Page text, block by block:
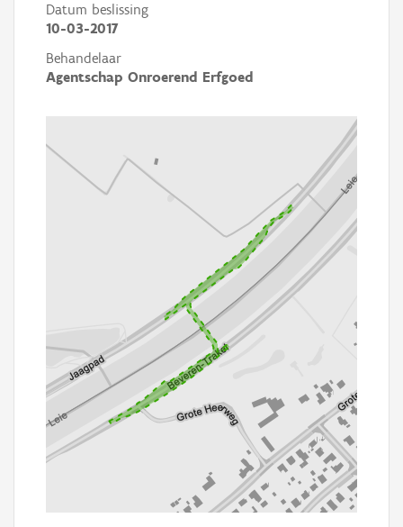
Datum beslissing
10-03-2017
Behandelaar
Agentschap Onroerend Erfgoed